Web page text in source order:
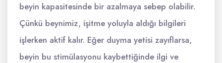
beyin kapasitesinde bir azalmaya sebep olabilir.
Çünkü beynimiz, işitme yoluyla aldığı bilgileri
işlerken aktif kalır. Eğer duyma yetisi zayıflarsa,
beyin bu stimülasyonu kaybettiğinde ilgi ve